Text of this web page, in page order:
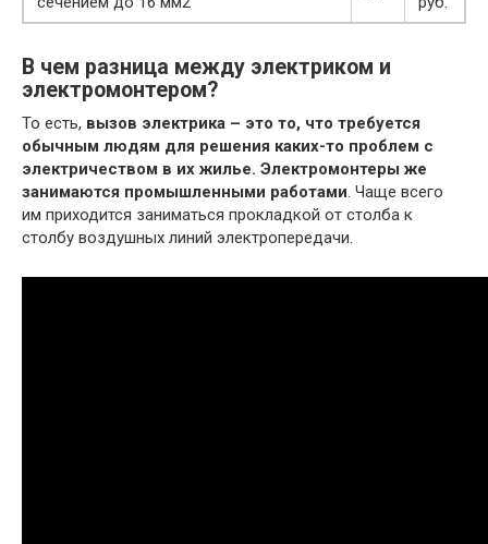
В чем разница между электриком и
электромонтером?
То есть, вызов электрика – это то, что требуется
обычным людям для решения каких-то проблем с
электричеством в их жилье. Электромонтеры же
занимаются промышленными работами . Чаще всего
им приходится заниматься прокладкой от столба к
столбу воздушных линий электропередачи.